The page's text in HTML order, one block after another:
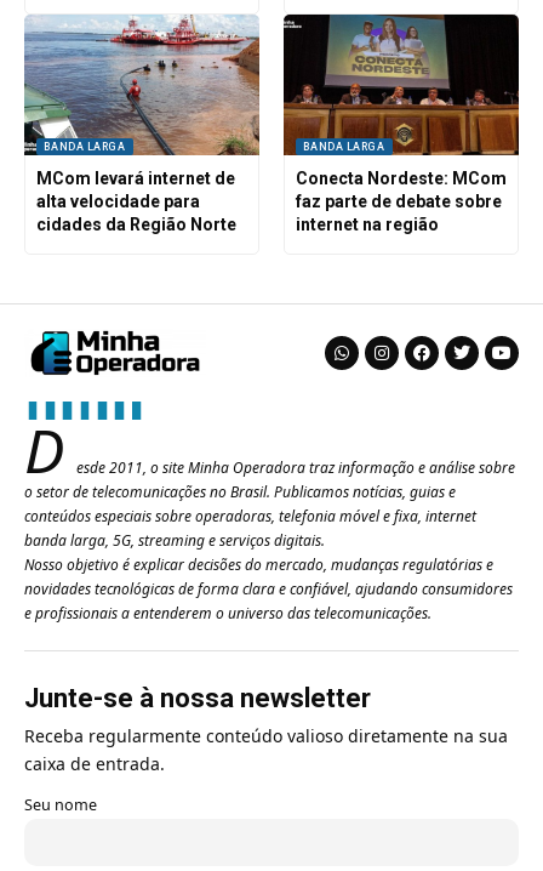
BANDA LARGA
MCom levará internet de
alta velocidade para
cidades da Região Norte
BANDA LARGA
Conecta Nordeste: MCom
faz parte de debate sobre
internet na região
D
esde 2011, o site Minha Operadora traz informação e análise sobre
o setor de telecomunicações no Brasil. Publicamos notícias, guias e
conteúdos especiais sobre operadoras, telefonia móvel e fixa, internet
banda larga, 5G, streaming e serviços digitais.
Nosso objetivo é explicar decisões do mercado, mudanças regulatórias e
novidades tecnológicas de forma clara e confiável, ajudando consumidores
e profissionais a entenderem o universo das telecomunicações.
Junte-se à nossa newsletter
Receba regularmente conteúdo valioso diretamente na sua
caixa de entrada.
Seu nome